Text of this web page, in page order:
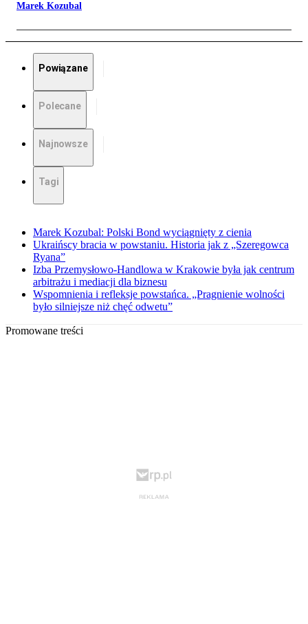
Marek Kozubal
Powiązane
Polecane
Najnowsze
Tagi
Marek Kozubal: Polski Bond wyciągnięty z cienia
Ukraińscy bracia w powstaniu. Historia jak z „Szeregowca
Ryana”
Izba Przemysłowo-Handlowa w Krakowie była jak centrum
arbitrażu i mediacji dla biznesu
Wspomnienia i refleksje powstańca. „Pragnienie wolności
było silniejsze niż chęć odwetu”
Promowane treści